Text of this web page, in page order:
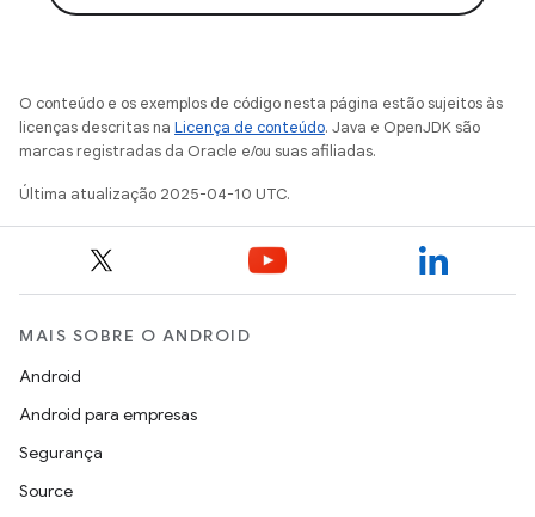
O conteúdo e os exemplos de código nesta página estão sujeitos às
licenças descritas na Licença de conteúdo. Java e OpenJDK são
marcas registradas da Oracle e/ou suas afiliadas.
Última atualização 2025-04-10 UTC.
MAIS SOBRE O ANDROID
Android
Android para empresas
Segurança
Source